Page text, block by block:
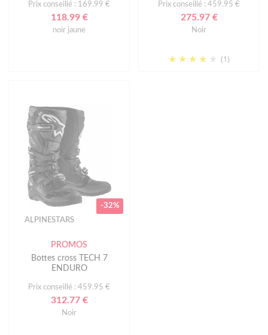
Prix conseillé : 169.99 €
118.99 €
noir jaune
Prix conseillé : 459.95 €
275.97 €
Noir
(1)
-32%
ALPINESTARS
PROMOS
Bottes cross TECH 7
ENDURO
Prix conseillé : 459.95 €
312.77 €
Noir